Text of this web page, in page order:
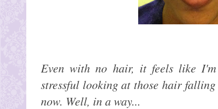
Even with no hair, it feels like
stressful looking at those hair
now. Well, in a way...